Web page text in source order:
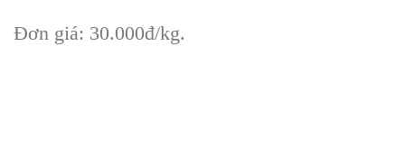
Đơn giá: 30.000đ/kg.